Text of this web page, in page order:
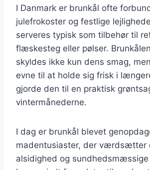
I Danmark er brunkål ofte
julefrokoster og festlige
serveres typisk som tilbehør til
flæskesteg eller pølser.
skyldes ikke kun dens smag,
evne til at holde sig frisk i
gjorde den til en praktisk
vintermånederne.
I dag er brunkål blevet
madentusiaster, der værdsætter
alsidighed og